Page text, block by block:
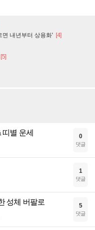
면 내년부터 상용화' [4]
[5]
별 운세 0
댓글
1
댓글
성체 버팔로 5
댓글